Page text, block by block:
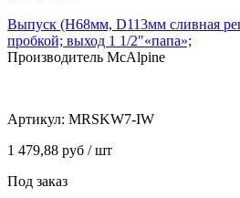
Выпуск (H68мм, D113мм сливная
пробкой; выход 1 1/2"«папа»;
Производитель McAlpine
Артикул: MRSKW7-IW
1 479,88 руб / шт
Под заказ